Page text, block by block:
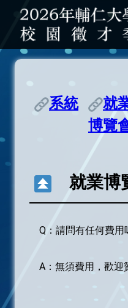
職
最
徵
職
活
系統
就
博覽
就業博
Q：請問有任何費用
A：無須費用，歡迎